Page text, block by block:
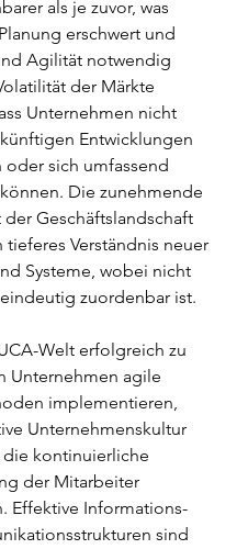
als je zuvor, was
erschwert und
Agilität notwendig
der Märkte
Unternehmen nicht
Entwicklungen
oder sich umfassend
Die zunehmende
Geschäftslandschaft
Verständnis neuer
Systeme, wobei nicht
zuordenbar ist.
Welt erfolgreich zu
Unternehmen agile
implementieren,
Unternehmenskultur
kontinuierliche
der Mitarbeiter
Effektive Informations-
sind